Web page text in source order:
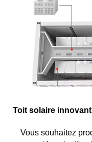
Toit solaire innovant
Vous souhaitez